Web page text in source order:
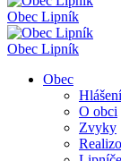
Obec Lipník
Obec Lipník
Obec
O obci
Zvyky